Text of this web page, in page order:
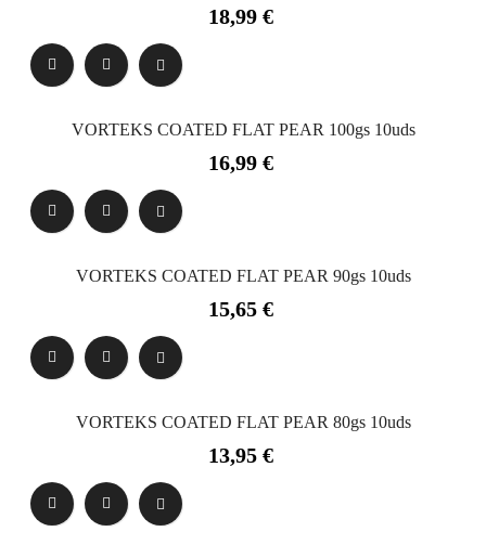
Precio
18,99 €
VORTEKS COATED FLAT PEAR 100gs 10uds
Precio
16,99 €
VORTEKS COATED FLAT PEAR 90gs 10uds
Precio
15,65 €
VORTEKS COATED FLAT PEAR 80gs 10uds
Precio
13,95 €